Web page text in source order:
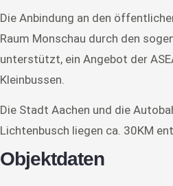
Die Anbindung an den
Raum Monschau durch den
unterstützt, ein Angebot der
Kleinbussen.
Die Stadt Aachen und die
Lichtenbusch liegen ca. 30KM
Objektdaten